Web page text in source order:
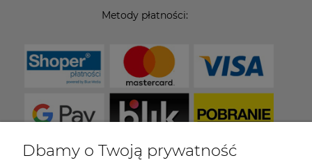
Metody płatności:
Dbamy o Twoją prywatność